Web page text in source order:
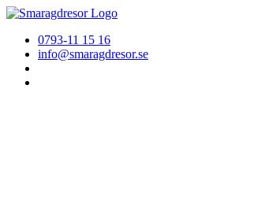
0793-11 15 16
info@smaragdresor.se